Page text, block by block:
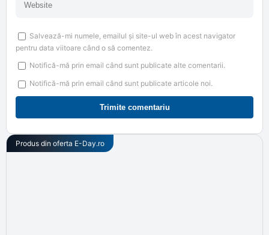
Salvează-mi numele, emailul și site-ul web în acest navigator
pentru data viitoare când o să comentez.
Notifică-mă prin email când sunt publicate alte comentarii.
Notifică-mă prin email când sunt publicate articole noi.
Produs din oferta E-Day.ro